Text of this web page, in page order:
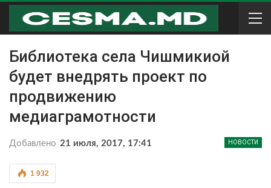
Библиотека села Чишмикиой
будет внедрять проект по
продвижению
медиаграмотности
НОВОСТИ
Добавлено 21 июля, 2017, 17:41
1 932